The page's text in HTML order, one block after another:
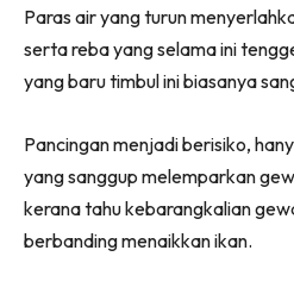
on
Facebook
on
WhatsApp
on
Telegram
on
X
(Twitter)
Paras air yang turun
serta reba yang selama ini
yang baru timbul ini biasanya
Pancingan menjadi berisiko,
yang sanggup melemparkan
kerana tahu kebarangkalian
berbanding menaikkan ikan.